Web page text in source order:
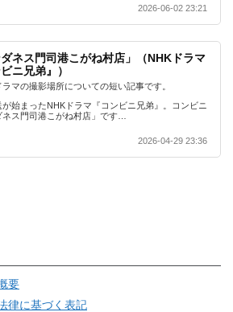
2026-06-02 23:21
ダネス門司港こがね村店」（NHKドラマ
ビニ兄弟』）
マの撮影場所についての短い記事です。
が始まったNHKドラマ『コンビニ兄弟』。コンビニ
ネス門司港こがね村店」です…
2026-04-29 23:36
要
律に基づく表記